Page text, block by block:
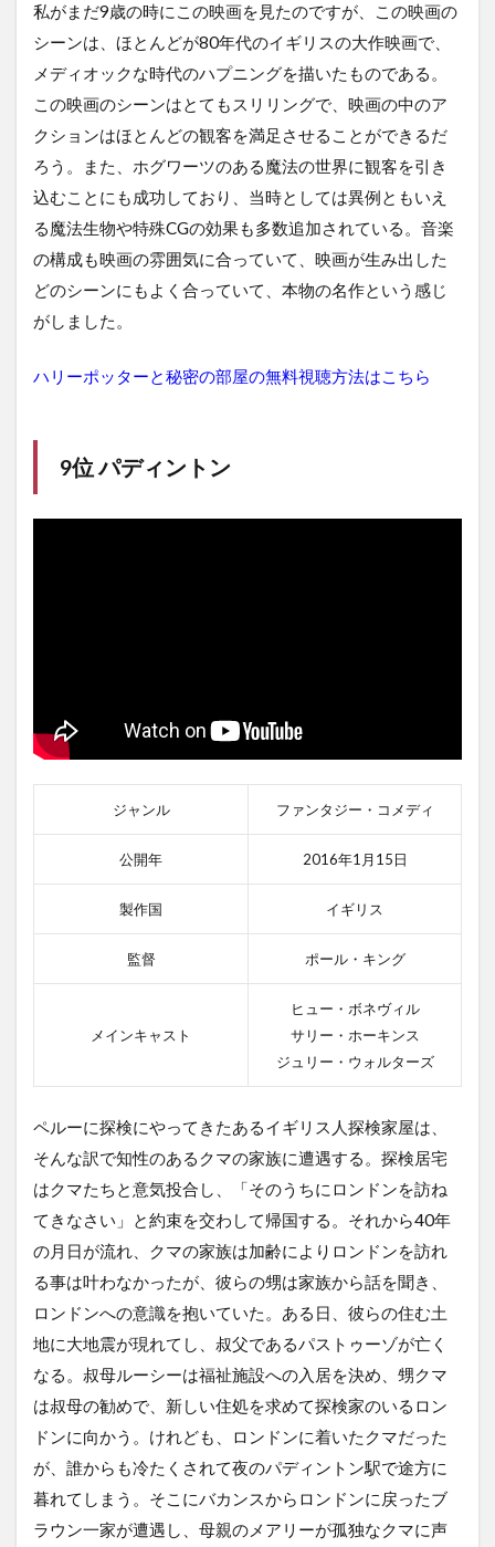
私がまだ9歳の時にこの映画を見たのですが、この映画の
シーンは、ほとんどが80年代のイギリスの大作映画で、
メディオックな時代のハプニングを描いたものである。
この映画のシーンはとてもスリリングで、映画の中のア
クションはほとんどの観客を満足させることができるだ
ろう。また、ホグワーツのある魔法の世界に観客を引き
込むことにも成功しており、当時としては異例ともいえ
る魔法生物や特殊CGの効果も多数追加されている。音楽
の構成も映画の雰囲気に合っていて、映画が生み出した
どのシーンにもよく合っていて、本物の名作という感じ
がしました。
ハリーポッターと秘密の部屋の無料視聴方法はこちら
9位 パディントン
ジャンル ファンタジー・コメディ
公開年 2016年1月15日
製作国 イギリス
監督 ポール・キング
メインキャスト
ヒュー・ボネヴィル
サリー・ホーキンス
ジュリー・ウォルターズ
ペルーに探検にやってきたあるイギリス人探検家屋は、
そんな訳で知性のあるクマの家族に遭遇する。探検居宅
はクマたちと意気投合し、「そのうちにロンドンを訪ね
てきなさい」と約束を交わして帰国する。それから40年
の月日が流れ、クマの家族は加齢によりロンドンを訪れ
る事は叶わなかったが、彼らの甥は家族から話を聞き、
ロンドンへの意識を抱いていた。ある日、彼らの住む土
地に大地震が現れてし、叔父であるパストゥーゾが亡く
なる。叔母ルーシーは福祉施設への入居を決め、甥クマ
は叔母の勧めで、新しい住処を求めて探検家のいるロン
ドンに向かう。けれども、ロンドンに着いたクマだった
が、誰からも冷たくされて夜のパディントン駅で途方に
暮れてしまう。そこにバカンスからロンドンに戻ったブ
ラウン一家が遭遇し、母親のメアリーが孤独なクマに声